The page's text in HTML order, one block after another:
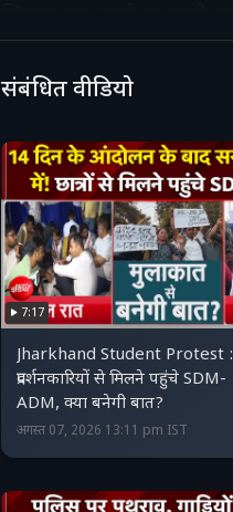
संबंधित वीडियो
7:17
Jharkhand Student Protest :
प्रदर्शनकारियों से मिलने पहुंचे SDM-
ADM, क्या बनेगी बात?
अगस्त 07, 2026 13:11 pm IST